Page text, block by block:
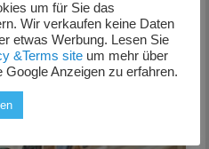
um für Sie das
Wir verkaufen keine Daten
etwas Werbung. Lesen Sie
&Terms site um mehr über
Anzeigen zu erfahren.